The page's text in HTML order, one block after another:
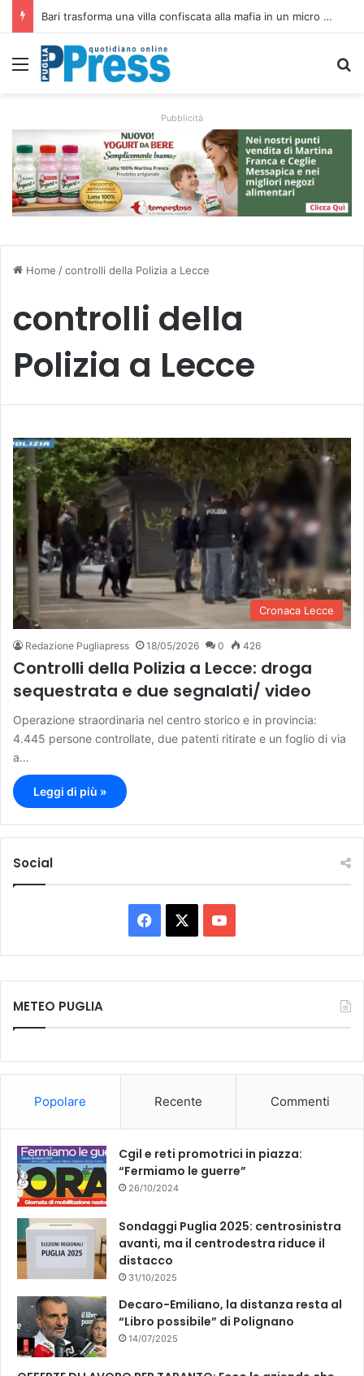
Rubano strumenti e farmaci ai medici dei migranti a Bari: ferme le visite a Nardò
Menu
Pubblicità
Home /controlli della Polizia a Lecce
controlli della
Polizia a Lecce
Cronaca Lecce
Redazione Pugliapress 18/05/2026 0 426
Controlli della Polizia a Lecce: droga
sequestrata e due segnalati/ video
Operazione straordinaria nel centro storico e in provincia:
4.445 persone controllate, due patenti ritirate e un foglio di via
a…
Leggi di più »
Social
a
c
k
o
u
METEO PUGLIA
Popolare Recente Commenti
Cgil e reti promotrici in piazza:
“Fermiamo le guerre”
26/10/2024
Sondaggi Puglia 2025: centrosinistra
avanti, ma il centrodestra riduce il
distacco
31/10/2025
Decaro-Emiliano, la distanza resta al
“Libro possibile” di Polignano
14/07/2025